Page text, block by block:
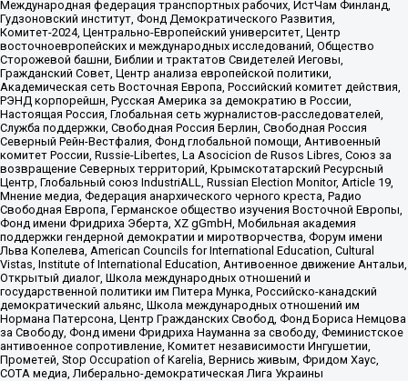
Международная федерация транспортных рабочих, ИстЧам Финланд,
Гудзоновский институт, Фонд Демократического Развития,
Комитет-2024, Центрально-Европейский университет, Центр
восточноевропейских и международных исследований, Общество
Сторожевой башни, Библии и трактатов Свидетелей Иеговы,
Гражданский Совет, Центр анализа европейской политики,
Академическая сеть Восточная Европа, Российский комитет действия,
РЭНД корпорейшн, Русская Америка за демократию в России,
Настоящая Россия, Глобальная сеть журналистов-расследователей,
Служба поддержки, Свободная Россия Берлин, Свободная Россия
Северный Рейн-Вестфалия, Фонд глобальной помощи, Антивоенный
комитет России, Russie-Libertes, La Asocicion de Rusos Libres, Союз за
возвращение Северных территорий, Крымскотатарский Ресурсный
Центр, Глобальный союз IndustriALL, Russian Election Monitor, Article 19,
Мнение медиа, Федерация анархического черного креста, Радио
Свободная Европа, Германское общество изучения Восточной Европы,
Фонд имени Фридриха Эберта, XZ gGmbH, Мобильная академия
поддержки гендерной демократии и миротворчества, Форум имени
Льва Копелева, American Councils for International Education, Cultural
Vistas, Institute of International Education, Антивоенное движение Антальи,
Открытый диалог, Школа международных отношений и
государственной политики им Питера Мунка, Российско-канадский
демократический альянс, Школа международных отношений им
Нормана Патерсона, Центр Гражданских Свобод, Фонд Бориса Немцова
за Свободу, Фонд имени Фридриха Науманна за свободу, Феминистское
антивоенное сопротивление, Комитет независимости Ингушетии,
Прометей, Stop Occupation of Karelia, Вернись живым, Фридом Хаус,
СОТА медиа, Либерально-демократическая Лига Украины